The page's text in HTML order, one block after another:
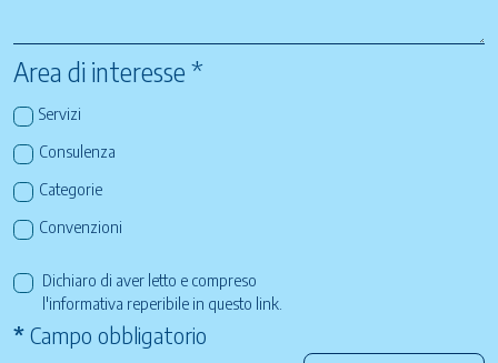
Area di interesse *
Servizi
Consulenza
Categorie
Convenzioni
Dichiaro di aver letto e compreso
l'informativa reperibile in questo link
* Campo obbligatorio